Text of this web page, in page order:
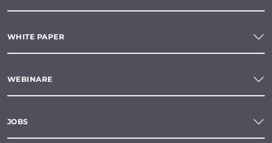
WHITE PAPER
WEBINARE
JOBS